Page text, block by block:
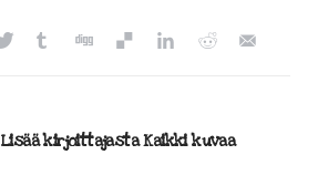
Lisää kirjoittajasta Kaikki kuvaa